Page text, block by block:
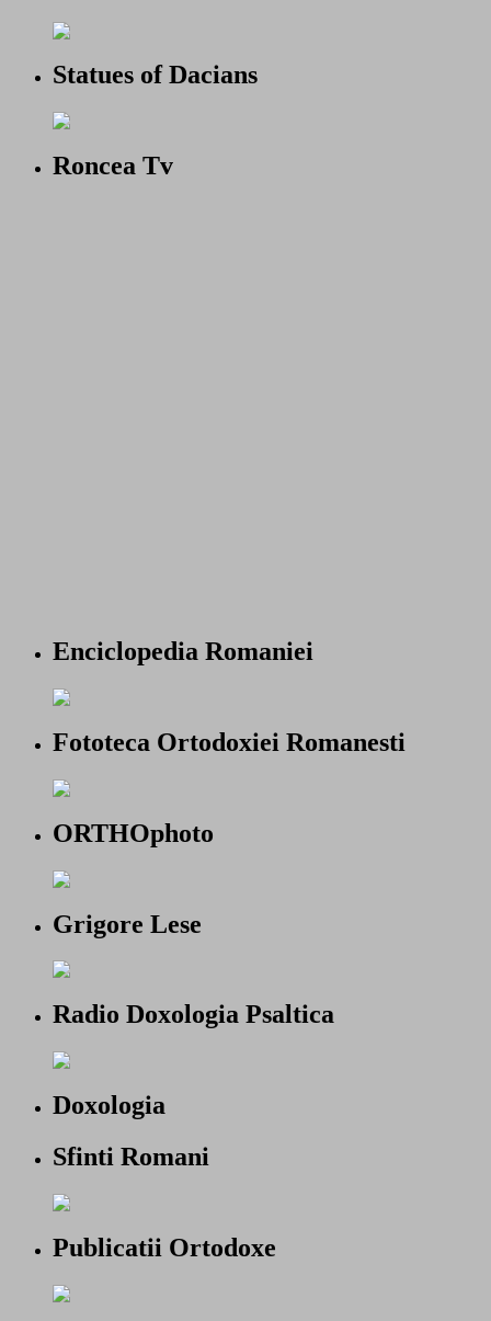
Statues of Dacians
Roncea Tv
Enciclopedia Romaniei
Fototeca Ortodoxiei Romanesti
ORTHOphoto
Grigore Lese
Radio Doxologia Psaltica
Doxologia
Sfinti Romani
Publicatii Ortodoxe